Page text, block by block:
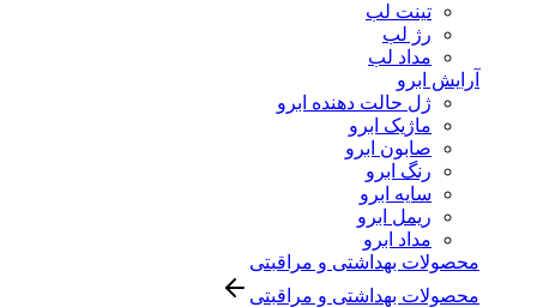
تینت لب
رژ لب
مداد لب
آرایش ابرو
ژل حالت دهنده ابرو
ماژیک ابرو
صابون ابرو
رنگ ابرو
سایه ابرو
ریمل ابرو
مداد ابرو
محصولات بهداشتی و مراقبتی
محصولات بهداشتی و مراقبتی